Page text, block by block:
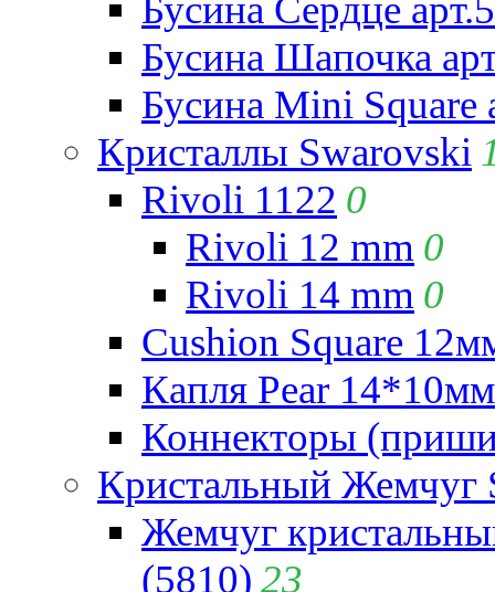
Бусина Сердце
Бусина Шапочка
Бусина Mini Square
Кристаллы Swarovski
Rivoli 1122 0
Rivoli 12 mm 0
Rivoli 14 mm 0
Cushion Square
Капля Pear
Коннекторы
Кристальный Жемчуг
Жемчуг
(5810) 23